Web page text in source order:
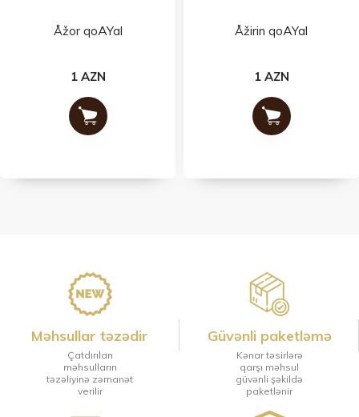
Åžor qoÄŸal
1 AZN
Åžirin qoÄŸal
1 AZN
Məhsullar təzədir
Çatdırılan
məhsulların
təzəliyinə zəmanət
verilir
Güvənli paketləmə
Kənar təsirlərə
qarşı məhsul
güvənli şəkildə
paketlənir